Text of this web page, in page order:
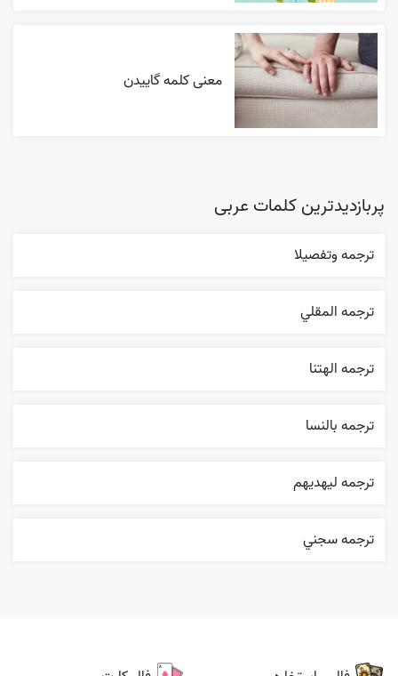
معنی کلمه گاییدن
پربازدیدترین کلمات عربی
ترجمه وتفصيلا
ترجمه المقلي
ترجمه الهتنا
ترجمه بالنسا
ترجمه ليهديهم
ترجمه سجني